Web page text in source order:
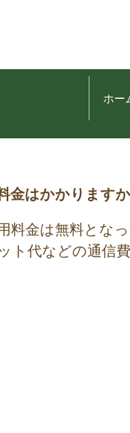
ホー
金はかかります
料金は無料とな
ト代などの通信